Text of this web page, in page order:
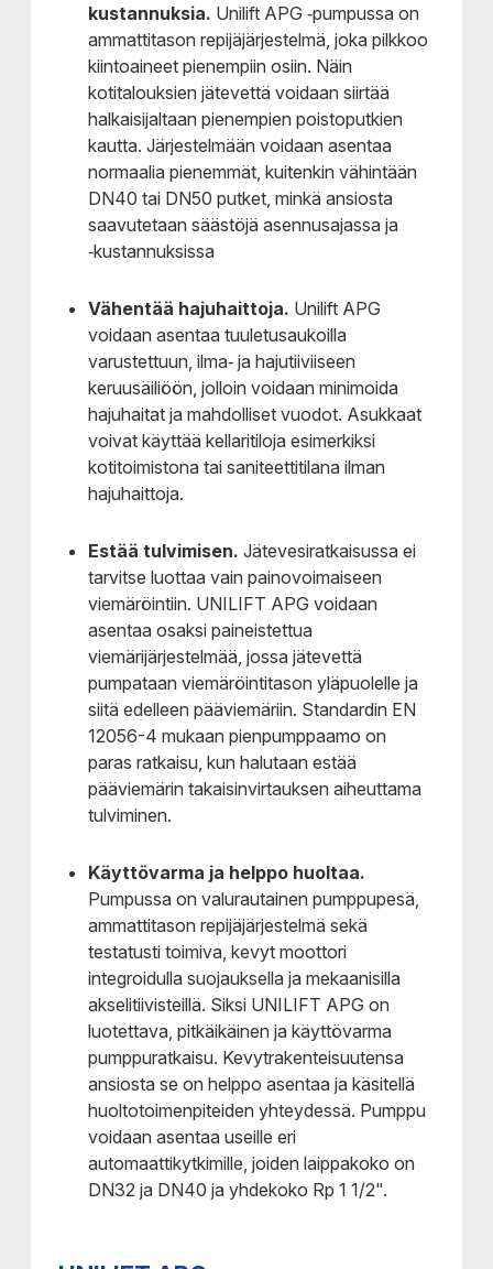
kustannuksia. Unilift APG ‑pumpussa on
ammattitason repijäjärjestelmä, joka pilkkoo
kiintoaineet pienempiin osiin. Näin
kotitalouksien jätevettä voidaan siirtää
halkaisijaltaan pienempien poistoputkien
kautta. Järjestelmään voidaan asentaa
normaalia pienemmät, kuitenkin vähintään
DN40 tai DN50 putket, minkä ansiosta
saavutetaan säästöjä asennusajassa ja
‑kustannuksissa
Vähentää hajuhaittoja. Unilift APG
voidaan asentaa tuuletusaukoilla
varustettuun, ilma‑ ja hajutiiviiseen
keruusäiliöön, jolloin voidaan minimoida
hajuhaitat ja mahdolliset vuodot. Asukkaat
voivat käyttää kellaritiloja esimerkiksi
kotitoimistona tai saniteettitilana ilman
hajuhaittoja.
Estää tulvimisen. Jätevesiratkaisussa ei
tarvitse luottaa vain painovoimaiseen
viemäröintiin. UNILIFT APG voidaan
asentaa osaksi paineistettua
viemärijärjestelmää, jossa jätevettä
pumpataan viemäröintitason yläpuolelle ja
siitä edelleen pääviemäriin. Standardin EN
12056-4 mukaan pienpumppaamo on
paras ratkaisu, kun halutaan estää
pääviemärin takaisinvirtauksen aiheuttama
tulviminen.
Käyttövarma ja helppo huoltaa.
Pumpussa on valurautainen pumppupesä,
ammattitason repijäjärjestelmä sekä
testatusti toimiva, kevyt moottori
integroidulla suojauksella ja mekaanisilla
akselitiivisteillä. Siksi UNILIFT APG on
luotettava, pitkäikäinen ja käyttövarma
pumppuratkaisu. Kevytrakenteisuutensa
ansiosta se on helppo asentaa ja käsitellä
huoltotoimenpiteiden yhteydessä. Pumppu
voidaan asentaa useille eri
automaattikytkimille, joiden laippakoko on
DN32 ja DN40 ja yhdekoko Rp 1 1/2".